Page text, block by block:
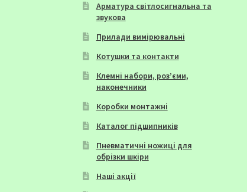
Арматура світлосигнальна та
звукова
Прилади вимірювальні
Котушки та контакти
Клемні набори, роз’єми,
наконечники
Коробки монтажні
Каталог підшипників
Пневматичні ножиці для
обрізки шкіри
Наші акції